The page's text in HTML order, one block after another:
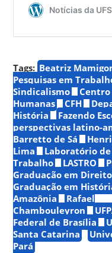
Tags: Beatriz
Pesquisas em
Sindicalismo
Centro
Humanas
CFH
História
Fazendo
perspectivas latino-
Barretto de Sá
Lima
Laboratório
Trabalho
LASTRO
Graduação em Direito
Graduação em
Amazônia
Rafael
Chambouleyron
Federal de Brasília
Santa Catarina
Pará